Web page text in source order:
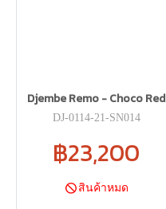
Djembe Remo - Choco Red
DJ-0114-21-SN014
฿23,200
สินค้าหมด